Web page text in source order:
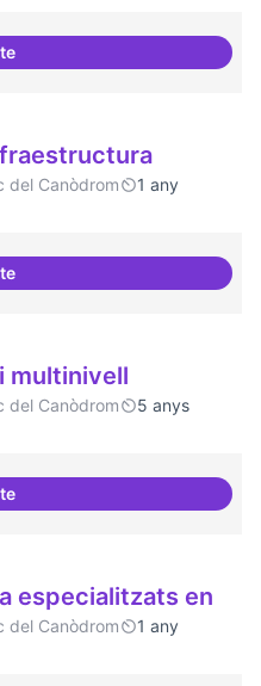
on fer masterclass
del Canòdrom
1 any
guifinet com
multinivell
del Canòdrom
5 anys
oberta i multinivell
especialitzats en
del Canòdrom
1 any